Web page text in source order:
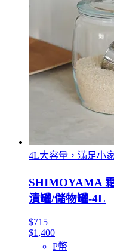
4L大容量，滿足小
SHIMOYAMA
漬罐/儲物罐-4L
$715
$1,400
P幣